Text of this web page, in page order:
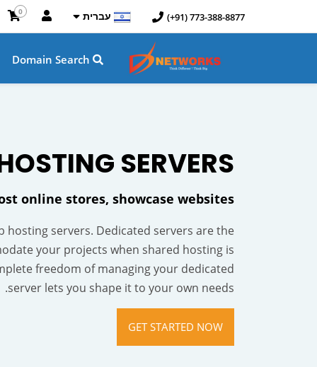
(+91) 773-388-8877 עברית 0
SERVERS
online stores, showcase websites
hosting servers. Dedicated servers are the
your projects when shared hosting is
freedom of managing your dedicated
server lets you shape it to your own needs.
GET STARTED NOW